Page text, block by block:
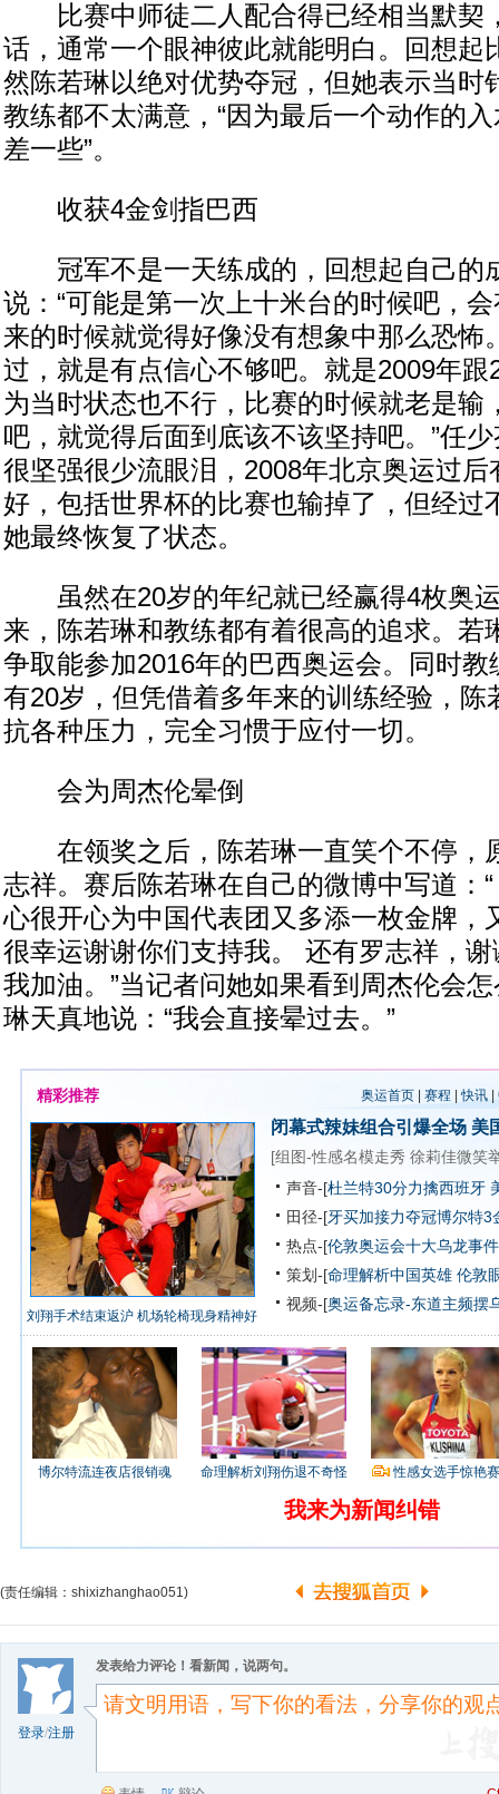
比赛中师徒二人配合得已经相当默契
话，通常一个眼神彼此就能明白。回想起
然陈若琳以绝对优势夺冠，但她表示当时
教练都不太满意，“因为最后一个动作的
差一些”。
收获4金剑指巴西
冠军不是一天练成的，回想起自己的
说：“可能是第一次上十米台的时候吧，
来的时候就觉得好像没有想象中那么恐怖
过，就是有点信心不够吧。就是2009年跟
为当时状态也不行，比赛的时候就老是输
吧，就觉得后面到底该不该坚持吧。”任
很坚强很少流眼泪，2008年北京奥运过后
好，包括世界杯的比赛也输掉了，但经过
她最终恢复了状态。
虽然在20岁的年纪就已经赢得4枚奥
来，陈若琳和教练都有着很高的追求。若
争取能参加2016年的巴西奥运会。同时
有20岁，但凭借着多年来的训练经验，陈
抗各种压力，完全习惯于应付一切。
会为周杰伦晕倒
在领奖之后，陈若琳一直笑个不停，
志祥。赛后陈若琳在自己的微博中写道：
心很开心为中国代表团又多添一枚金牌，
很幸运谢谢你们支持我。 还有罗志祥，
我加油。”当记者问她如果看到周杰伦会
琳天真地说：“我会直接晕过去。”
精彩推荐 奥运首页| 赛程 |快讯|
刘翔手术结束返沪 机场轮椅现身精神好
闭幕式辣妹组合引爆全场 美
[组图-性感名模走秀 徐莉佳微笑
声音-[杜兰特30分力擒西班牙
田径-[牙买加接力夺冠博尔特3
热点-[伦敦奥运会十大乌龙事件
策划-[命理解析中国英雄 伦敦
视频-[奥运备忘录-东道主频摆
博尔特流连夜店很销魂 命理解析刘翔伤退不奇怪 性感女选手惊艳
我来为新闻纠错
(责任编辑：shixizhanghao051)
登录/注册
发表给力评论！看新闻，说两句。